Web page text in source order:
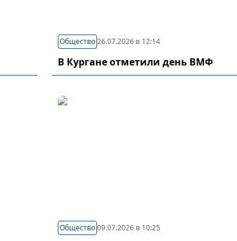
Общество 26.07.2026 в 12:14
В Кургане отметили день ВМФ
Общество 09.07.2026 в 10:25